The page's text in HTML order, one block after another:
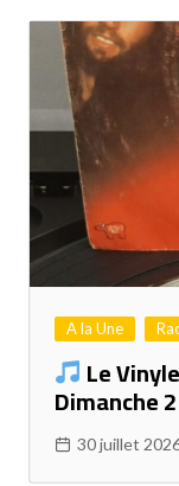
A la Une
Le
Dimanche
30 juillet